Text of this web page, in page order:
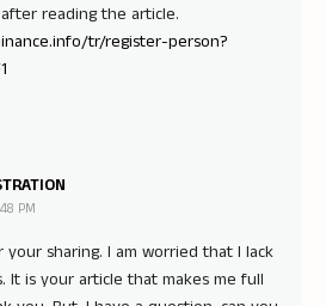
reading the article.
tr/register-person?
PM
your sharing. I am worried that I lack
It is your article that makes me full